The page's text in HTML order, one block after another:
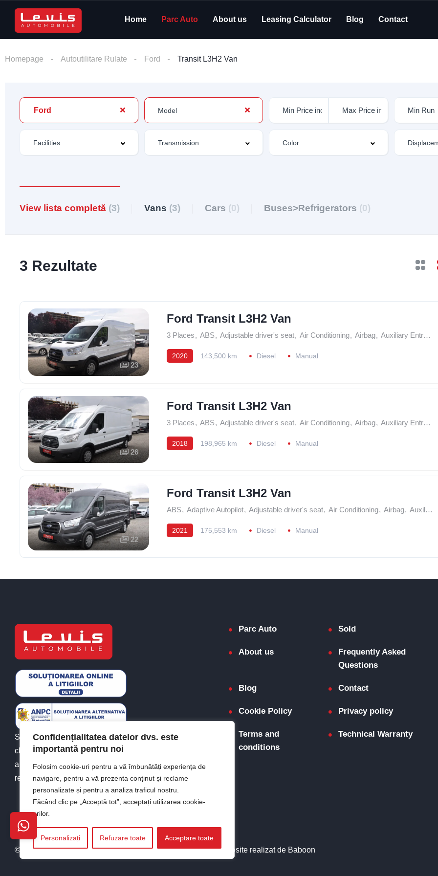
Confidențialitatea datelor dvs. este
importantă pentru noi
Folosim cookie-uri pentru a vă îmbunătăți experiența de
navigare, pentru a vă prezenta conținut și reclame
personalizate și pentru a analiza traficul nostru.
Făcând clic pe „Acceptă tot”, acceptați utilizarea cookie-
urilor.
Personalizați Refuzare toate Acceptare toate
Home Parc Auto About us Leasing Calculator Blog Contact
Homepage Autoutilitare Rulate Ford Transit L3H2 Van
Ford
View lista completă (3) Vans (3) Cars (0) Buses>Refrigerators (0)
3 Rezultate
23
Ford Transit L3H2 Van
3 Places, ABS, Adjustable driver's seat, Air Conditioning, Airbag, Auxiliary Entrance
2020 143,500 km Diesel Manual
26
Ford Transit L3H2 Van
3 Places, ABS, Adjustable driver's seat, Air Conditioning, Airbag, Auxiliary Entrance
2018 198,965 km Diesel Manual
22
Ford Transit L3H2 Van
ABS, Adaptive Autopilot, Adjustable driver's seat, Air Conditioning, Airbag, Auxiliary Entrance
2021 175,553 km Diesel Manual
Since 2010, Levis Automobile has been by your side in
choosing the right utility vehicle. Experience, quality,
and solid recommendations of vans for sale. Simple and
reliable.
Parc Auto Sold
About us
Frequently Asked
Questions
Blog Contact
Cookie Policy Privacy policy
Terms and
conditions
Technical Warranty
© 2010 - 2026 Toate drepturile rezervate Levis Automobile.Website realizat de Baboon